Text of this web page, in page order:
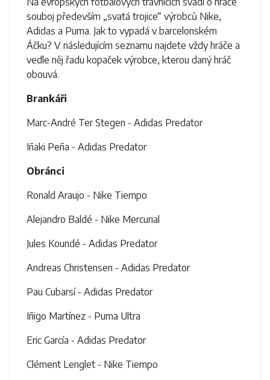
souboj především „svatá trojice“ výrobců Nike,
Adidas a Puma. Jak to vypadá v barcelonském
Áčku? V následujícím seznamu najdete vždy hráče a
vedle něj řadu kopaček výrobce, kterou daný hráč
obouvá.
Brankáři
Marc-André Ter Stegen - Adidas Predator
Iñaki Peña - Adidas Predator
Obránci
Ronald Araujo - Nike Tiempo
Alejandro Baldé - Nike Mercurial
Jules Koundé - Adidas Predator
Andreas Christensen - Adidas Predator
Pau Cubarsí - Adidas Predator
Iñigo Martínez - Puma Ultra
Eric García - Adidas Predator
Clément Lenglet - Nike Tiempo